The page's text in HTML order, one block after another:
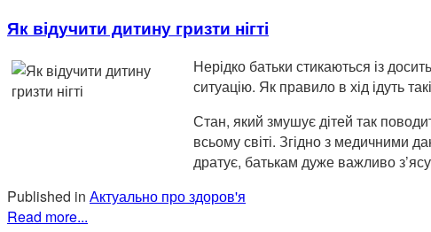
Як відучити дитину гризти нігті
Нерідко батьки стикаються із
ситуацію. Як правило в хід ідуть
Стан, який змушує дітей так
всьому світі. Згідно з медичними
дратує, батькам дуже важливо
Published in Актуально про здоров'я
Read more...